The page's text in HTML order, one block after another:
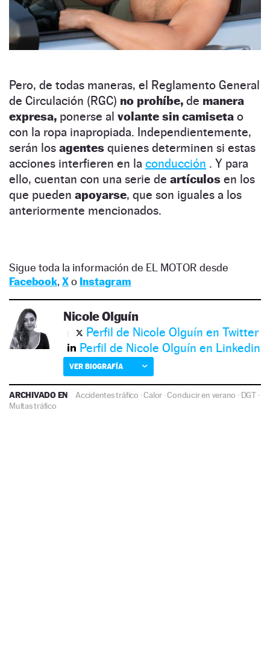
Pero, de todas maneras, el Reglamento General
de Circulación (RGC) no prohíbe, de manera
expresa, ponerse al volante sin camiseta o
con la ropa inapropiada. Independientemente,
serán los agentes quienes determinen si estas
acciones interfieren en la conducción . Y para
ello, cuentan con una serie de artículos en los
que pueden apoyarse, que son iguales a los
anteriormente mencionados.
Sigue toda la información de EL MOTOR desde
Facebook, Xo Instagram
Nicole Olguín
Perfil de Nicole Olguín en Twitter
Perfil de Nicole Olguín en Linkedin
VER BIOGRAFÍA
ARCHIVADO EN Accidentes tráfico ·Calor ·Conducir en verano · DGT·
Multas tráfico